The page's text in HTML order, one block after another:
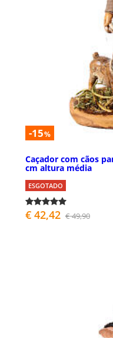
-15%
Caçador com cãos
cm altura média
ESGOTADO
€ 42,42 € 49,90